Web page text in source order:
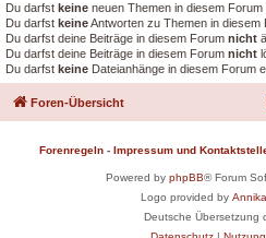
Du darfst keine neuen Themen in diesem Forum
Du darfst keineAntworten zu Themen in diesem
Du darfst deine Beiträge in diesem Forum nicht
Du darfst deine Beiträge in diesem Forum nicht
Du darfst keine Dateianhänge in diesem Forum
Foren-Übersicht
Forenregeln - Impressum und
Powered by phpBB® Forum
Logo provided by
Deutsche Übersetzung